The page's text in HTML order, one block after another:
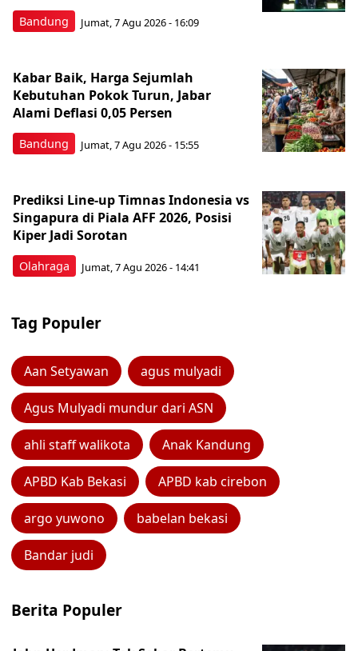
Bandung Jumat, 7 Agu 2026 - 16:09
Bandung
Kabar Baik, Harga Sejumlah
Kebutuhan Pokok Turun, Jabar
Alami Deflasi 0,05 Persen
Jumat, 7 Agu 2026 - 15:55
Olahraga
Prediksi Line-up Timnas Indonesia vs
Singapura di Piala AFF 2026, Posisi
Kiper Jadi Sorotan
Jumat, 7 Agu 2026 - 14:41
Tag Populer
Aan Setyawan agus mulyadi
Agus Mulyadi mundur dari ASN
ahli staff walikota Anak Kandung
APBD Kab Bekasi APBD kab cirebon
argo yuwono babelan bekasi
Bandar judi
Berita Populer